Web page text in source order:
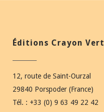
Éditions Crayon Vert
12, route de Saint-Ourzal
29840 Porspoder (France)
Tél. : +33 (0) 9 63 49 22 42